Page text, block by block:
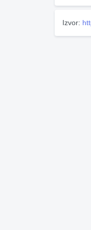
Izvor: